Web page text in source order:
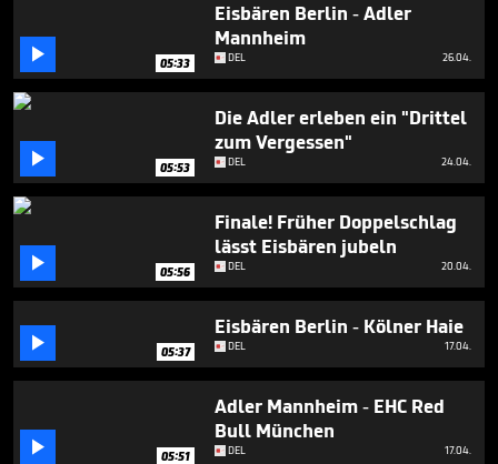
 05:33
Eisbären Berlin - Adler
Mannheim
DEL 26.04.
 05:53
Die Adler erleben ein "Drittel
zum Vergessen"
DEL 24.04.
 05:56
Finale! Früher Doppelschlag
lässt Eisbären jubeln
DEL 20.04.
 05:37
Eisbären Berlin - Kölner Haie
DEL 17.04.
 05:51
Adler Mannheim - EHC Red
Bull München
DEL 17.04.